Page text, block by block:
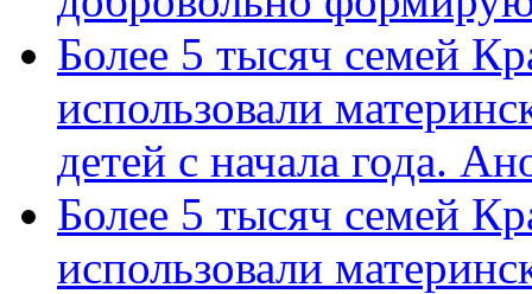
Более 5 тысяч семей
использовали
детей с начала года.
Более 5 тысяч семей
использовали